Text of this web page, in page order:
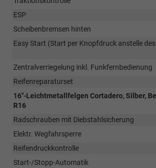
ESP
Scheibenbremsen hinten
Easy Start (Start per Knopfdruck anstelle
Zentralverriegelung inkl. Funkfernbedienung
Reifenreparaturset
16"-Leichtmetallfelgen Cortadero, Silber,
R16
Radschrauben mit Diebstahlsicherung
Elektr. Wegfahrsperre
Reifendruckkontrolle
Start-/Stopp-Automatik